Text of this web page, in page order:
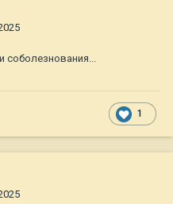
соболезнования...
1